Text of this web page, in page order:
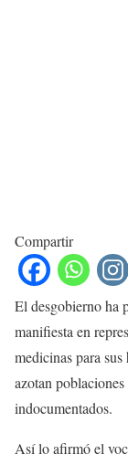
Compartir
El desgobierno ha
manifiesta en
medicinas para
azotan
indocumentados.
Así lo afirmó el